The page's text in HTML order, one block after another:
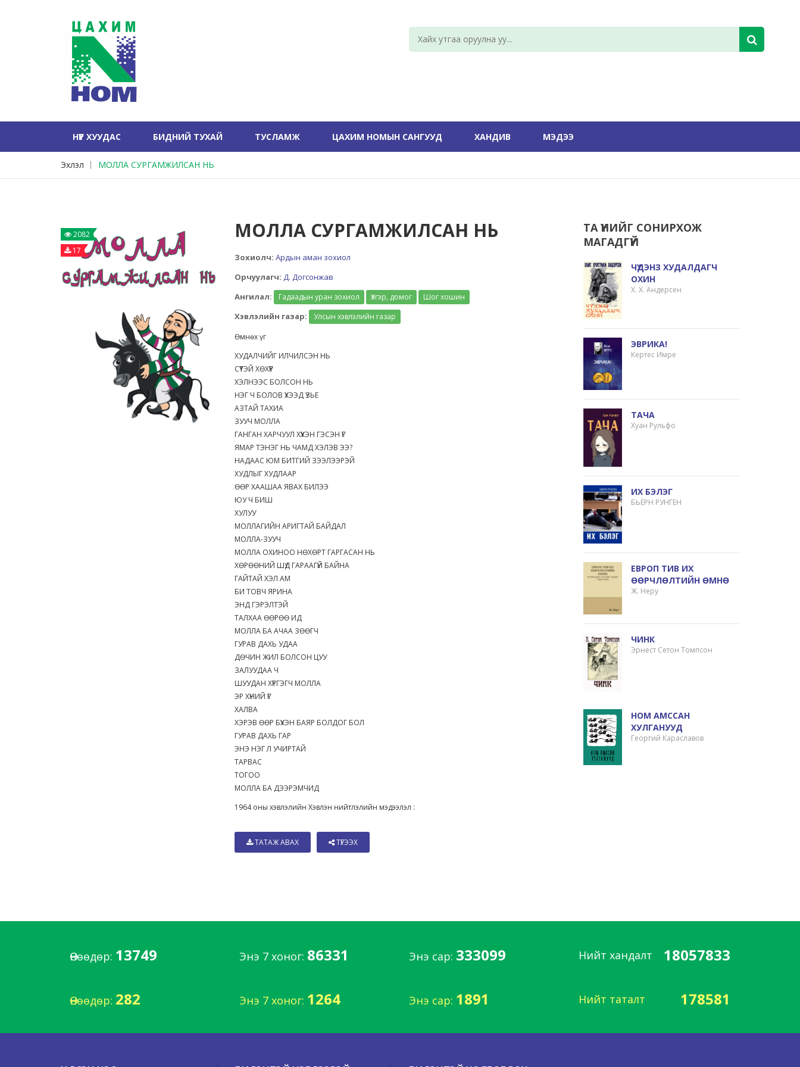
НҮҮР ХУУДАС БИДНИЙ ТУХАЙ ТУСЛАМЖ ЦАХИМ НОМЫН САНГУУД ХАНДИВ МЭДЭЭ
Эхлэл МОЛЛА СУРГАМЖИЛСАН НЬ
2082
17
МОЛЛА СУРГАМЖИЛСАН НЬ
Зохиолч: Ардын аман зохиол
Орчуулагч: Д. Догсонжав
Ангилал:
Гадаадын уран зохиол Үлгэр, домог Шог хошин
Хэвлэлийн газар:
Улсын хэвлэлийн газар
Өмнөх үг
ХУДАЛЧИЙГ ИЛЧИЛСЭН НЬ
СҮҮТЭЙ ХӨХҮҮР
ХЭЛНЭЭС БОЛСОН НЬ
НЭГ Ч БОЛОВ ҮХЭЭД ҮЗЬЕ
АЗТАЙ ТАХИА
ЗУУЧ МОЛЛА
ГАНГАН ХАРЧУУЛ ХҮҮХЭН ГЭСЭН ҮГ
ЯМАР ТЭНЭГ НЬ ЧАМД ХЭЛЭВ ЭЭ?
НАДААС ЮМ БИТГИЙ ЗЭЭЛЭЭРЭЙ
ХУДЛЫГ ХУДЛААР
ӨӨР ХААШАА ЯВАХ БИЛЭЭ
ЮУ Ч БИШ
ХУЛУУ
МОЛЛАГИЙН АРИГТАЙ БАЙДАЛ
МОЛЛА-ЗУУЧ
МОЛЛА ОХИНОО НӨХӨРТ ГАРГАСАН НЬ
ХӨРӨӨНИЙ ШҮД ГАРААГҮЙ БАЙНА
ГАЙТАЙ ХЭЛ АМ
БИ ТОВЧ ЯРИНА
ЭНД ГЭРЭЛТЭЙ
ТАЛХАА ӨӨРӨӨ ИД
МОЛЛА БА АЧАА ЗӨӨГЧ
ГУРАВ ДАХЬ УДАА
ДӨЧИН ЖИЛ БОЛСОН ЦУУ
ЗАЛУУДАА Ч
ШУУДАН ХҮРГЭГЧ МОЛЛА
ЭР ХҮНИЙ ҮГ
ХАЛВА
ХЭРЭВ ӨӨР БҮХЭН БАЯР БОЛДОГ БОЛ
ГУРАВ ДАХЬ ГАР
ЭНЭ НЭГ Л УЧИРТАЙ
ТАРВАС
ТОГОО
МОЛЛА БА ДЭЭРЭМЧИД
1964 оны хэвлэлийн Хэвлэн нийтлэлийн мэдээлэл :
ТАТАЖ АВАХ ТҮГЭЭХ
ТА ҮҮНИЙГ СОНИРХОЖ
МАГАДГҮЙ
ЧҮДЭНЗ ХУДАЛДАГЧ
ОХИН
Х. Х. Андерсен
ЭВРИКА!
Кертес Имре
ТАЧА
Хуан Рульфо
ИХ БЭЛЭГ
БЬЁРН РУНГЕН
ЕВРОП ТИВ ИХ
ӨӨРЧЛӨЛТИЙН ӨМНӨ
Ж. Неру
ЧИНК
Эрнест Сетон Томпсон
НОМ АМССАН
ХУЛГАНУУД
Георгий Караславов
Өнөөдөр: 13749 Энэ 7 хоног: 86331 Энэ сар: 333099 Нийт хандалт 18057833
Өнөөдөр: 282 Энэ 7 хоног: 1264 Энэ сар: 1891 Нийт таталт 178581